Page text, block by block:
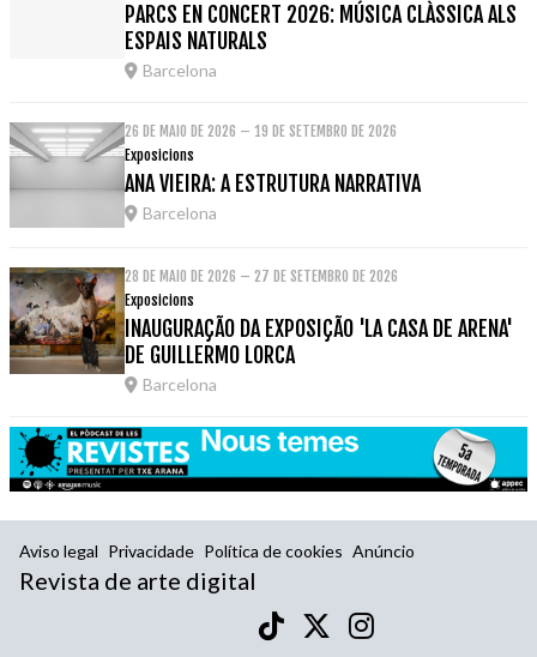
PARCS EN CONCERT 2026: MÚSICA CLÀSSICA ALS
ESPAIS NATURALS
Barcelona
26 DE MAIO DE 2026 – 19 DE SETEMBRO DE 2026
Exposicions
ANA VIEIRA: A ESTRUTURA NARRATIVA
Barcelona
28 DE MAIO DE 2026 – 27 DE SETEMBRO DE 2026
Exposicions
INAUGURAÇÃO DA EXPOSIÇÃO 'LA CASA DE ARENA'
DE GUILLERMO LORCA
Barcelona
Aviso legal Privacidade Política de cookies Anúncio
Revista de arte digital